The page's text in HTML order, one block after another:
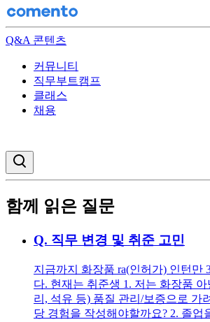
Q&A 콘텐츠
커뮤니티
직무부트캠프
클래스
채용
함께 읽은 질문
Q. 직무 변경 및 취준 고민
지금까지 화장품 ra(인허가) 인턴만
다. 현재는 취준생 1. 저는 화장품
리, 석유 등) 품질 관리/보증으로 가
당 경험을 작성해야할까요? 2. 졸업